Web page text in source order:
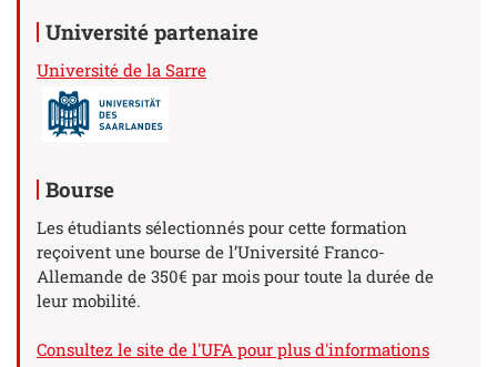
Université partenaire
Université de la Sarre
Bourse
Les étudiants sélectionnés pour cette formation
reçoivent une bourse de l’Université Franco-
Allemande de 350€ par mois pour toute la durée de
leur mobilité.
Consultez le site de l'UFA pour plus d'informations